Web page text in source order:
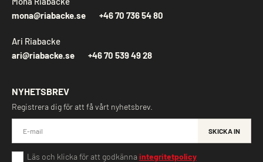
mona@riabacke.se
+46 70 736 54 80
Ari Riabacke
ari@riabacke.se
+46 70 539 49 28
NYHETSBREV
Registrera dig för att få vårt nyhetsbrev.
Läs och klicka för att godkänna integritetpolicy
SKICKA IN